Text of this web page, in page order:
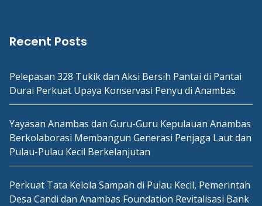
Recent Posts
Pelepasan 328 Tukik dan Aksi Bersih Pantai di Pantai
Durai Perkuat Upaya Konservasi Penyu di Anambas
Yayasan Anambas dan Guru-Guru Kepulauan Anambas
Berkolaborasi Membangun Generasi Penjaga Laut dan
Pulau-Pulau Kecil Berkelanjutan
Perkuat Tata Kelola Sampah di Pulau Kecil, Pemerintah
Desa Candi dan Anambas Foundation Revitalisasi Bank